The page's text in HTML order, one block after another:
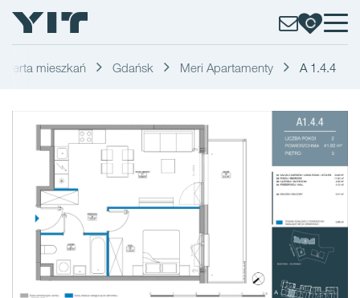
Oferta mieszkań Gdańsk Meri Apartamenty A 1.4.4